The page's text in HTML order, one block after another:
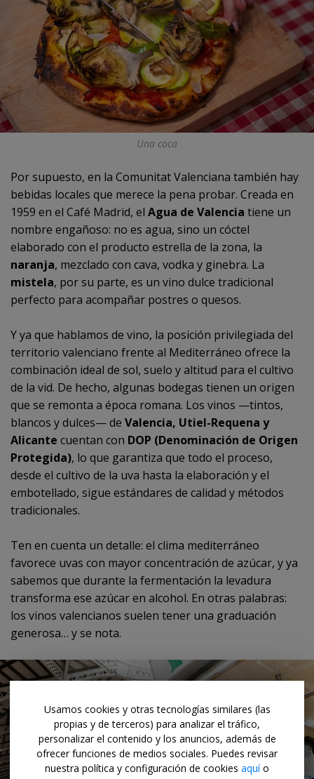
Una coca
Por supuesto, en la Comunitat Valenciana también hay
bebidas locales que merece la pena probar. Creada en
1959 en el Café Madrid, el Agua de Valencia tiene un
nombre engañoso: no es agua, sino un cóctel
elaborado con el producto estrella de la zona, la
naranja, mezclado con cava, vodka y ginebra. La
mistela, por su parte, es un vino dulce tradicional
perfecto para acompañar postres o quesos.
Y ya que hablamos de vino, la posición privilegiada del
territorio valenciano frente al Mediterráneo ofrece la
combinación ideal de sol, suelo y altitud para el cultivo
de la vid. De hecho, algunas bodegas tienen un origen
que se remonta a época romana. Los vinos —tintos,
blancos y dulces— de Valencia, Utiel-Requena y
Alicante cuentan con DOP (Denominación de Origen
Protegida), lo que garantiza que todo el proceso,
desde el cultivo de la uva hasta la elaboración y el
embotellado, sigue estándares de calidad y métodos
tradicionales.
Ten en cuenta un detalle: el clima mediterráneo
favorece uvas con mayor concentración de azúcar, y ya
sabemos que durante la fermentación la levadura
transforma ese azúcar en alcohol. En otras palabras:
los vinos valencianos suelen tener una graduación
generosa… y se nota.
Usamos cookies y otras tecnologías similares (las
propias y de terceros) para analizar el tráfico,
personalizar el contenido y los anuncios, además de
ofrecer funciones de medios sociales. Puedes revisar
nuestra política y configuración de cookies aquío